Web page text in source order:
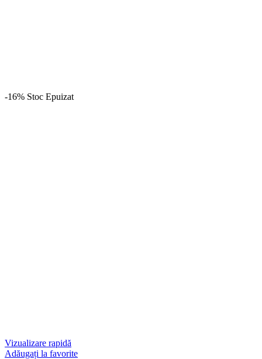
-16% Stoc Epuizat
Vizualizare rapidă
Adăugați la favorite